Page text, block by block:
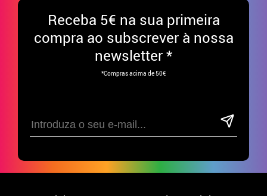
Receba 5€ na sua primeira
compra ao subscrever à nossa
newsletter *
*Compras acima de 50€